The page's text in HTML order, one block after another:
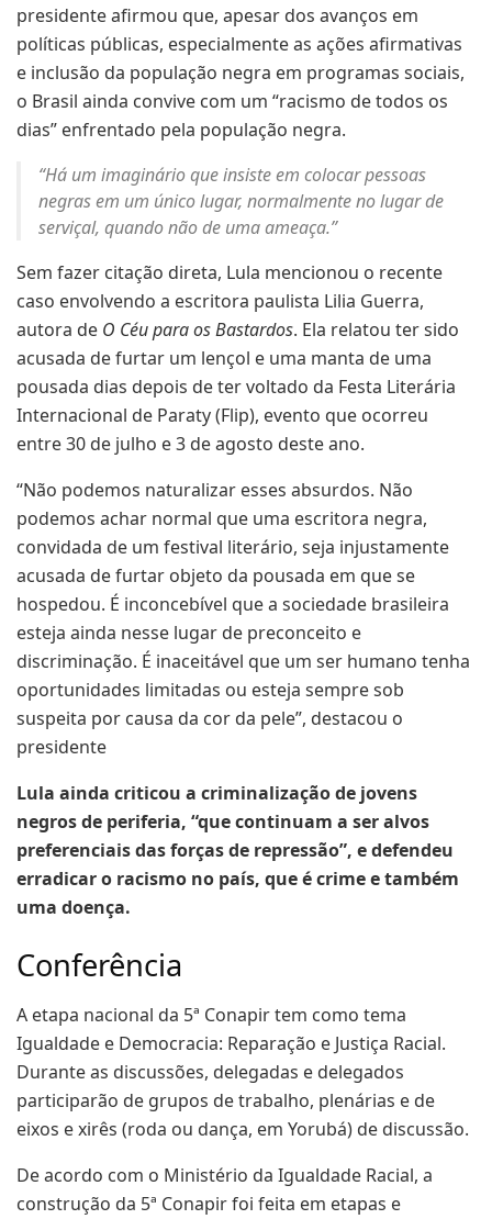
presidente afirmou que, apesar dos avanços em
políticas públicas, especialmente as ações afirmativas
e inclusão da população negra em programas sociais,
o Brasil ainda convive com um “racismo de todos os
dias” enfrentado pela população negra.
“Há um imaginário que insiste em colocar pessoas
negras em um único lugar, normalmente no lugar de
serviçal, quando não de uma ameaça.”
Sem fazer citação direta, Lula mencionou o recente
caso envolvendo a escritora paulista Lilia Guerra,
autora de O Céu para os Bastardos. Ela relatou ter sido
acusada de furtar um lençol e uma manta de uma
pousada dias depois de ter voltado da Festa Literária
Internacional de Paraty (Flip), evento que ocorreu
entre 30 de julho e 3 de agosto deste ano.
“Não podemos naturalizar esses absurdos. Não
podemos achar normal que uma escritora negra,
convidada de um festival literário, seja injustamente
acusada de furtar objeto da pousada em que se
hospedou. É inconcebível que a sociedade brasileira
esteja ainda nesse lugar de preconceito e
discriminação. É inaceitável que um ser humano tenha
oportunidades limitadas ou esteja sempre sob
suspeita por causa da cor da pele”, destacou o
presidente
Lula ainda criticou a criminalização de jovens
negros de periferia, “que continuam a ser alvos
preferenciais das forças de repressão”, e defendeu
erradicar o racismo no país, que é crime e também
uma doença.
Conferência
A etapa nacional da 5ª Conapir tem como tema
Igualdade e Democracia: Reparação e Justiça Racial.
Durante as discussões, delegadas e delegados
participarão de grupos de trabalho, plenárias e de
eixos e xirês (roda ou dança, em Yorubá) de discussão.
De acordo com o Ministério da Igualdade Racial, a
construção da 5ª Conapir foi feita em etapas e